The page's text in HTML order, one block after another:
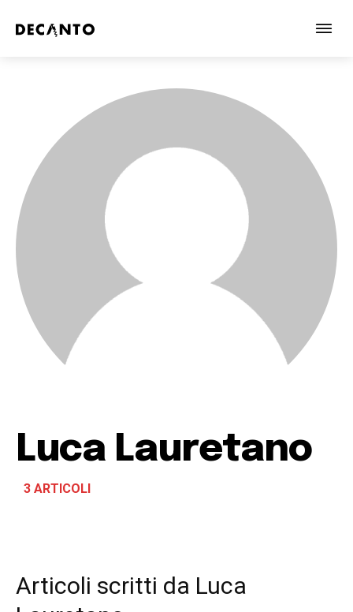
Luca Lauretano
3 ARTICOLI
Articoli scritti da Luca